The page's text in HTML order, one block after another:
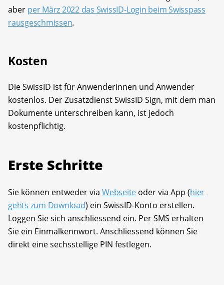
aber per März 2022 das SwissID-Login beim Swisspass
rausgeschmissen.
Kosten
Die SwissID ist für Anwenderinnen und Anwender
kostenlos. Der Zusatzdienst SwissID Sign, mit dem man
Dokumente unterschreiben kann, ist jedoch
kostenpflichtig.
Erste Schritte
Sie können entweder via Webseite oder via App (hier
gehts zum Download) ein SwissID-Konto erstellen.
Loggen Sie sich anschliessend ein. Per SMS erhalten
Sie ein Einmalkennwort. Anschliessend können Sie
direkt eine sechsstellige PIN festlegen.